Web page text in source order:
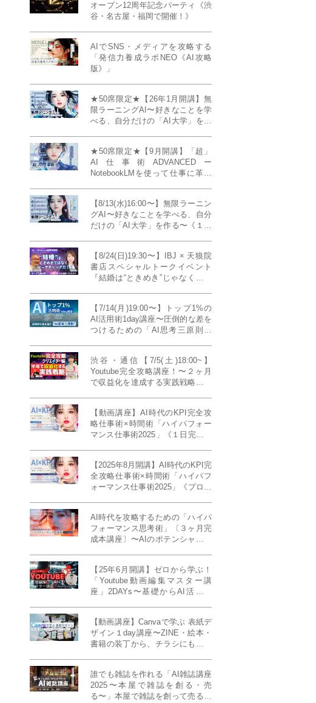
オープン12周年記念パーティ《渋
谷・名古屋・福岡で開催！》
AIでSNS・メディアを攻略する
「発信力養成ラボNEO《AI攻略
版》」
★50席限定★【26年1月開講】無
限ラーニングAI〜好きなことを学
べる、自分だけの「AI大学」を作
★50席限定★【9月開講】「超」
AI仕事術ADVANCEDー
NotebookLMを使って仕事に革命
【8/13(水)16:00〜】無限ラーニン
グAI〜好きなことを学べる、自分
だけの「AI大学」を作る〜《１日
【8/24(日)19:30〜】IBJ × 天狼院
書店スペシャルトークイベント
『結婚は“ときめき”じゃなくて、
のカタチ〜《BOOKLove結婚相談
所presents》
【7/14(月)19:00〜】トップ1%の
AI活用術1day講座〜圧倒的な差を
つけるための「AI思考三原則」
渋谷・通信【7/5(土)18:00~】
Youtube完全攻略講座！〜２ヶ月
で収益化を達成する実践戦略！ゲ
発信力養成ラボNEO》
【動画講座】AI時代のKPI完全攻
略仕事術×時間術「ハイパフォー
マンス仕事術2025」《１日完成特
【2025年8月開講】AI時代のKPI完
全攻略仕事術×時間術「ハイパフ
ォーマンス仕事術2025」《プロフ
AI時代を攻略するための「ハイパ
フォーマンス思考術」〔３ヶ月完
成本講座〕〜AIのポテンシャルを
【25年6月開講】ゼロから学ぶ！
「Youtube動画編集マスター講
座」2DAYs〜基礎からAI活用ま
【動画講座】Canvaで学ぶ 表紙デ
ザイン１day講座〜ZINE・絵本・
書籍の装丁から、チラシにも活か
誰でも雑誌を作れる「AI雑誌講座
2025〜本屋で雑誌を創る・売
る〜」本屋で雑誌を創って売る！